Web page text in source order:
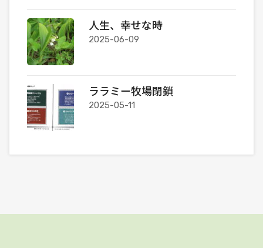
人生、幸せな時
2025-06-09
ララミー牧場閉鎖
2025-05-11